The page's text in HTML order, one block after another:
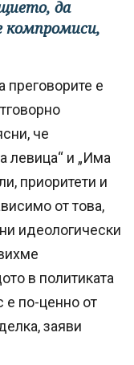
да
компромиси,
преговорите е
че
левица“ и „Има
приоритети и
от това,
идеологически
в политиката
по-ценно от
заяви